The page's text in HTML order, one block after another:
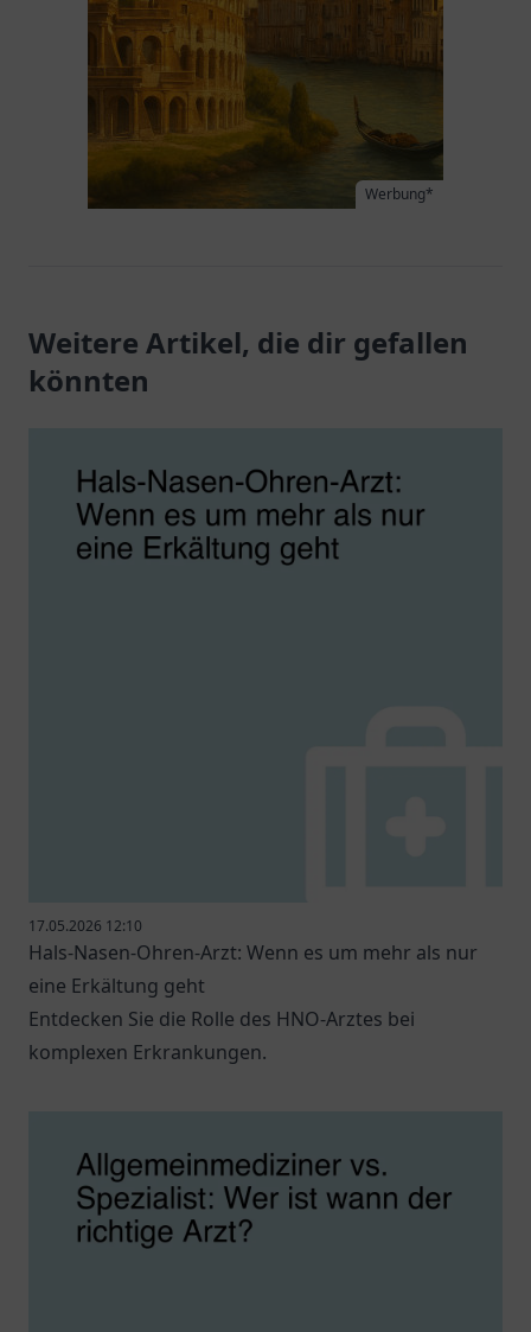
Werbung*
Weitere Artikel, die dir gefallen
könnten
17.05.2026 12:10
Hals-Nasen-Ohren-Arzt: Wenn es um mehr als nur
eine Erkältung geht
Entdecken Sie die Rolle des HNO-Arztes bei
komplexen Erkrankungen.